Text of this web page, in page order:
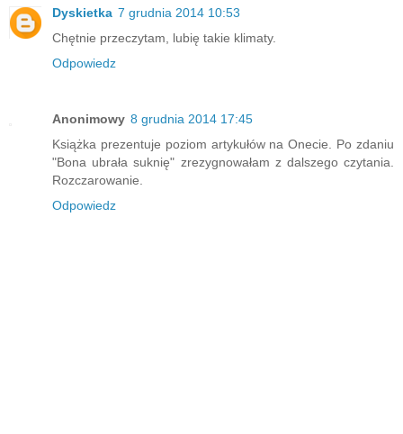
Dyskietka 7 grudnia 2014 10:53
Chętnie przeczytam, lubię takie klimaty.
Odpowiedz
Anonimowy 8 grudnia 2014 17:45
Książka prezentuje poziom artykułów na Onecie. Po zdaniu
"Bona ubrała suknię" zrezygnowałam z dalszego czytania.
Rozczarowanie.
Odpowiedz